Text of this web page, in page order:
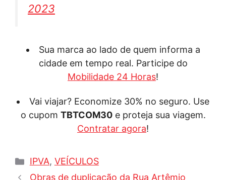
2023
Sua marca ao lado de quem informa a
cidade em tempo real. Participe do
Mobilidade 24 Horas!
Vai viajar? Economize 30% no seguro. Use
o cupom TBTCOM30e proteja sua viagem.
Contratar agora!
Categorias
IPVA, VEÍCULOS
Obras de duplicação da Rua Artêmio